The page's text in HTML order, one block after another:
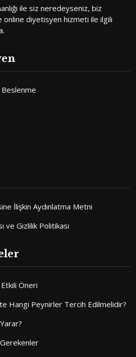
ile siz neredeyseniz, biz
online diyetisyen hizmeti ile ilgili
Beslenme
İlişkin Aydınlatma Metni
ve Gizlilik Politikası
Öneri
Hangi Peynirler Tercih Edilmelidir?